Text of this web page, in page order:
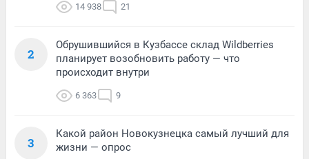
14 938 21
2
Обрушившийся в Кузбассе склад Wildberries
планирует возобновить работу — что
происходит внутри
6 363 9
3
Какой район Новокузнецка самый лучший для
жизни — опрос